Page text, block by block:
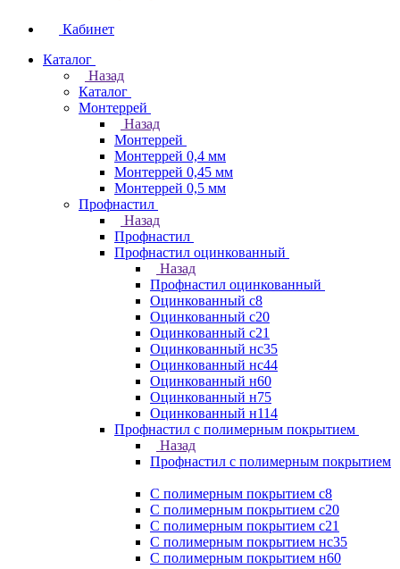
Кабинет
Каталог
Назад
Каталог
Монтеррей
Назад
Монтеррей
Монтеррей 0,4 мм
Монтеррей 0,45 мм
Монтеррей 0,5 мм
Профнастил
Назад
Профнастил
Профнастил оцинкованный
Назад
Профнастил оцинкованный
Оцинкованный с8
Оцинкованный с20
Оцинкованный с21
Оцинкованный нс35
Оцинкованный нс44
Оцинкованный н60
Оцинкованный н75
Оцинкованный н114
Профнастил с полимерным покрытием
Назад
Профнастил с полимерным покрытием
С полимерным покрытием с8
С полимерным покрытием с20
С полимерным покрытием с21
С полимерным покрытием нс35
С полимерным покрытием н60